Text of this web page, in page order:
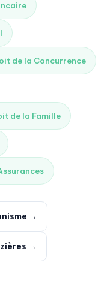
de la Concurrence
de la Famille
→
→